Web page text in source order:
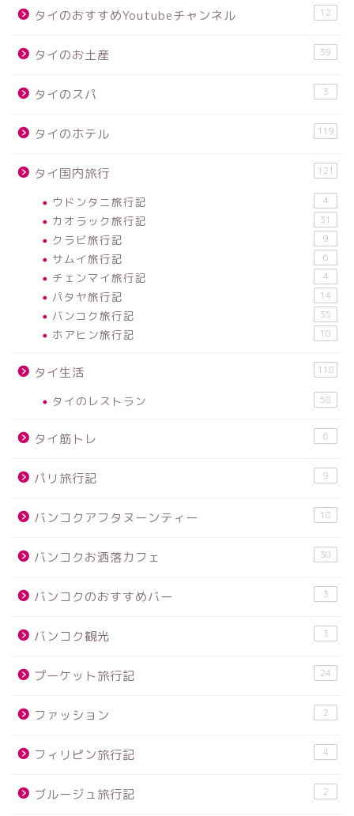
タイのおすすめYoutubeチャンネル 12
タイのお土産 39
タイのスパ 3
タイのホテル 119
タイ国内旅行 121
ウドンタニ旅行記 4
カオラック旅行記 31
クラビ旅行記 9
サムイ旅行記 6
チェンマイ旅行記 4
パタヤ旅行記 14
バンコク旅行記 35
ホアヒン旅行記 10
タイ生活 118
タイのレストラン 58
タイ筋トレ 6
パリ旅行記 9
バンコクアフタヌーンティー 18
バンコクお洒落カフェ 30
バンコクのおすすめバー 3
バンコク観光 3
プーケット旅行記 24
ファッション 2
フィリピン旅行記 4
ブルージュ旅行記 2